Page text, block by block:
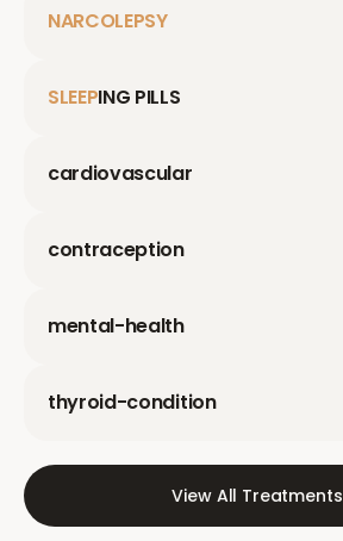
NARCOLEPSY
SLEEPING PILLS
cardiovascular
contraception
mental-health
thyroid-condition
View All Treatments